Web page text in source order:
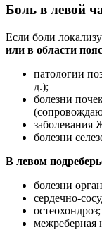
Боль в левой
Если боли
или в области
патологии
д.);
болезни
заболевания
болезни
В левом
болезни
сердечно-
остеохондроз;
межреберная